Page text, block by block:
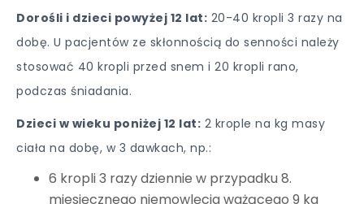
Dorośli i dzieci powyżej 12 lat: 20-40 kropli 3 razy na
dobę. U pacjentów ze skłonnością do senności należy
stosować 40 kropli przed snem i 20 kropli rano,
podczas śniadania.
Dzieci w wieku poniżej 12 lat: 2 krople na kg masy
ciała na dobę, w 3 dawkach, np.:
6 kropli 3 razy dziennie w przypadku 8.
miesięcznego niemowlęcia ważącego 9 kg